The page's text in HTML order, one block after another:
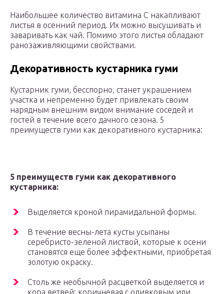
Наибольшее количество витамина С накапливают
листья в осенний период. Их можно высушивать и
заваривать как чай. Помимо этого листья обладают
ранозаживляющими свойствами.
Декоративность кустарника гуми
Кустарник гуми, бесспорно, станет украшением
участка и непременно будет привлекать своим
нарядным внешним видом внимание соседей и
гостей в течение всего дачного сезона. 5
преимуществ гуми как декоративного кустарника:
5 преимуществ гуми как декоративного
кустарника:
Выделяется кроной пирамидальной формы.
В течение весны-лета кусты усыпаны
серебристо-зеленой листвой, которые к осени
становятся еще более эффектными, приобретая
золотую окраску.
Столь же необычной расцветкой выделяется и
кора ветвей: коричневая с оливковым или